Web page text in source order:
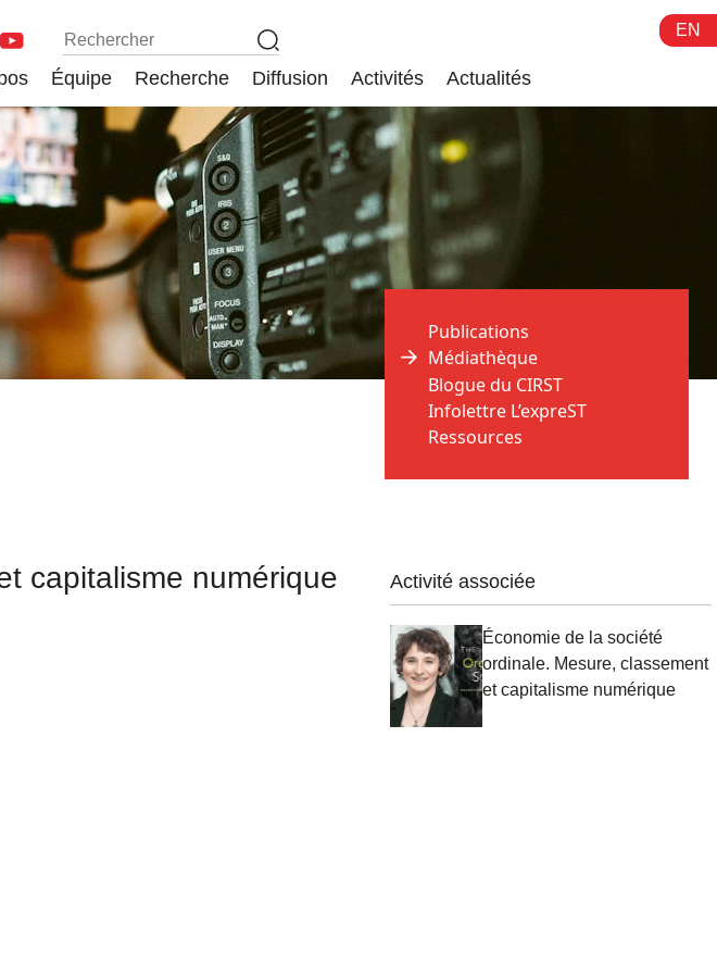
EN
Équipe Recherche Diffusion Activités Actualités
Publications
Médiathèque
Blogue du CIRST
Infolettre L’expreST
Ressources
capitalisme numérique Activité associée
Économie de la société
ordinale. Mesure, classement
et capitalisme numérique